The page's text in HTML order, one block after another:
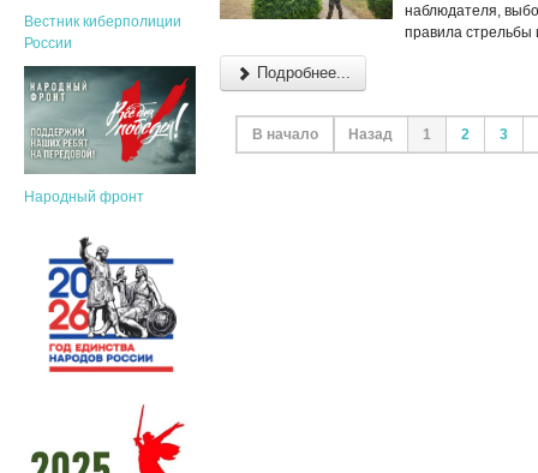
наблюдателя,
правила стрельбы
Подробнее...
В начало Назад 1 2 3
Вестник киберполиции
России
Народный фронт